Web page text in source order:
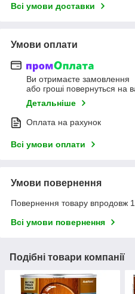
Всі умови доставки
Умови оплати
Ви отримаєте замовлення
або гроші повернуться на
Детальніше
Оплата на рахунок
Всі умови оплати
Умови повернення
Повернення товару впродовж
Всі умови повернення
Подібні товари компанії